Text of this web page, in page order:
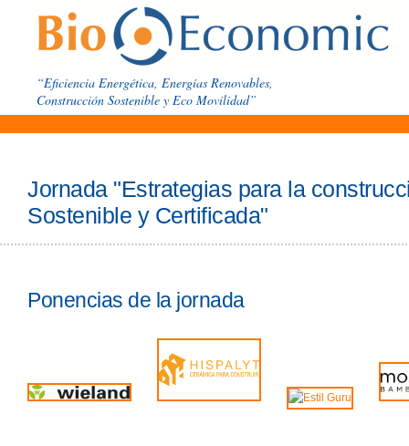
“Eficiencia Energética, Energías Renovables,
Construcción Sostenible y Eco Movilidad”
Jornada "Estrategias para la
Sostenible y Certificada"
Ponencias de la jornada